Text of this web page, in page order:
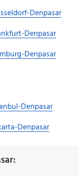
Denpasar
Denpasar
Denpasar
Denpasar
Denpasar